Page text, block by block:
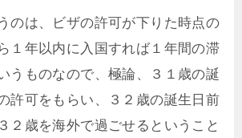
のは、ビザの許可が下りた時点の
１年以内に入国すれば１年間の滞
うものなので、極論、３１歳の誕
許可をもらい、３２歳の誕生日前
２歳を海外で過ごせるということ